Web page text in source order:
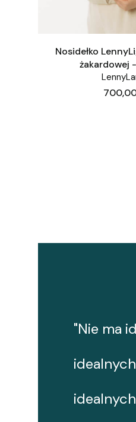
Nosidełko
żakardowej
Cena
700,00
"Nie ma